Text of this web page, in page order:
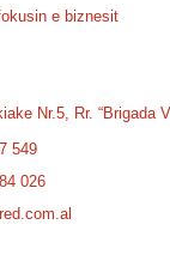
e biznesit
Nr.5, Rr. “Brigada
549
026